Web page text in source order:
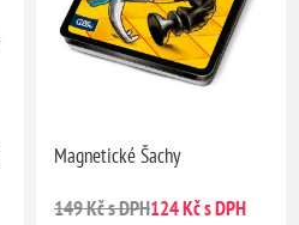
Magnetické Šachy
149 Kč s DPH124 Kč s DPH